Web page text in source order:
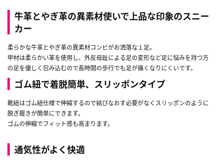
牛革とやぎ革の異素材使いで上品な印象のスニー
カー
柔らかな牛革とやぎ革の異素材コンビがお洒落な１足。
甲材は柔らかい革を使用し、外反母趾による足の変形など足に悩みを持つ方
の足を優しく包み込むので長時間の歩行でも足が痛くなりにくいです。
ゴム紐で着脱簡単、スリッポンタイプ
靴紐はゴム紐仕様で伸縮するので結びなおす必要がなくスリッポンのように
脱ぎ履きが簡単にできます。
ゴムの伸縮でフィット感も高まります。
通気性がよく快適